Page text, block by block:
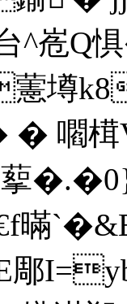
峞Q
墫k8
� 嚪
蒘
暪
E郮